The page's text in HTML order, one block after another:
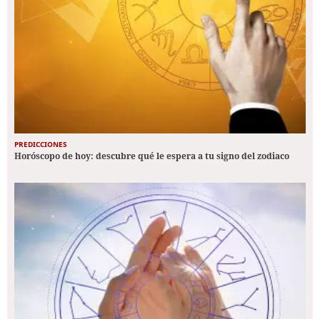
PREDICCIONES
Horóscopo de hoy: descubre qué le espera a tu signo del zodiaco